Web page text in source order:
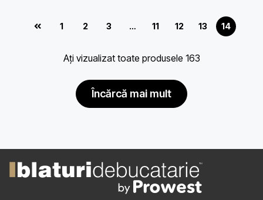
1 2 3 … 11 12 13 14
încărcă mai mult
Ați vizualizat toate produsele 163